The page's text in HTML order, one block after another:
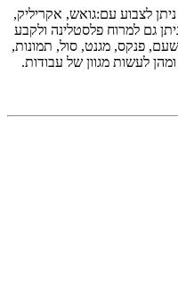
לצבוע עם:גואש, אקריליק,
גם למרוח פלסטלינה ולקבע
פנקס, מגנט, סול, תמונות,
לעשות מגוון של עבודות.